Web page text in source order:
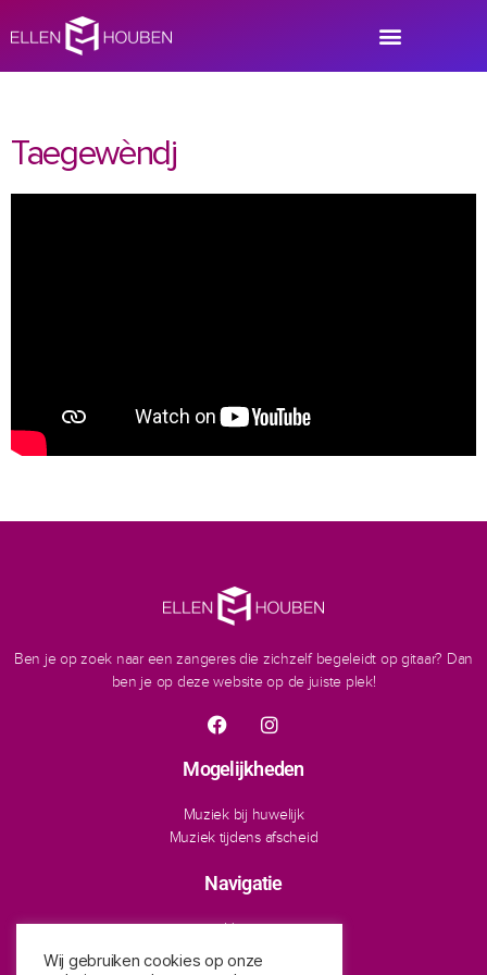
Taegewèndj
Ben je op zoek naar een zangeres die zichzelf begeleidt op gitaar? Dan
ben je op deze website op de juiste plek!
Mogelijkheden
Muziek bij huwelijk
Muziek tijdens afscheid
Navigatie
Home
Wij gebruiken cookies op onze